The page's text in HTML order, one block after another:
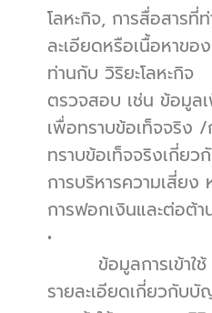
โลหะกิจ, การสื่อสารที่
ละเอียดหรือเนื้อหาขอ
ท่านกับ วิริยะโลหะกิจ
ตรวจสอบ เช่น ข้อมูล
เพื่อทราบข้อเท็จจริง
ทราบข้อเท็จจริงเกี่ย
การบริหารความเสี่ย
การฟอกเงินและต่อต้า
•
ข้อมูลการเข้าใช้ ก
รายละเอียดเกี่ยวกับ